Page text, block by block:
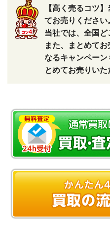
【高く売るコツ
てお売りください
当社では、全国ど
また、まとめて
なるキャンペーン
とめてお売りい